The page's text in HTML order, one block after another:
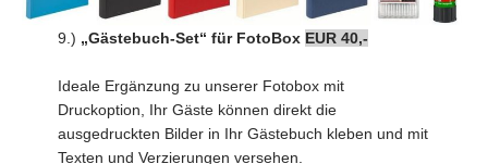
9.) „Gästebuch-Set“ für FotoBox EUR 40,-
Ideale Ergänzung zu unserer Fotobox mit
Druckoption, Ihr Gäste können direkt die
ausgedruckten Bilder in Ihr Gästebuch kleben und mit
Texten und Verzierungen versehen.